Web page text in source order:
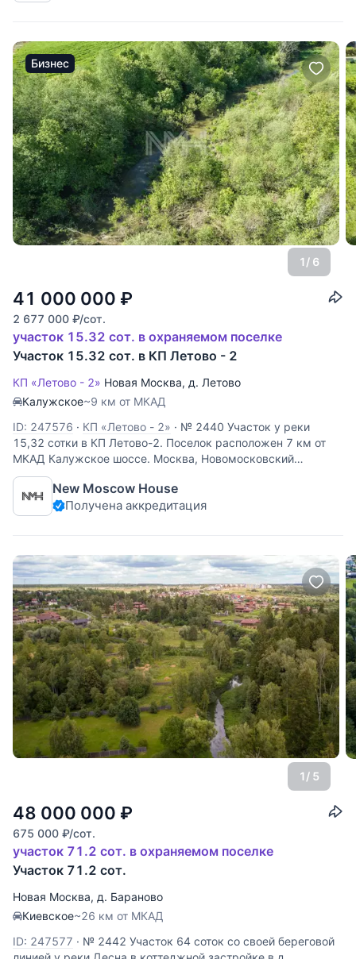
Бизнес
1/ 6
41 000 000 ₽
2 677 000 ₽/сот.
участок 15.32 сот. в охраняемом поселке
Участок 15.32 сот. в КП Летово - 2
КП «Летово - 2» Новая Москва, д. Летово
Калужское~9 км от МКАД
ID: 247576 · КП «Летово - 2» · № 2440 Участок у реки
15,32 сотки в КП Летово-2. Поселок расположен 7 км от
МКАД Калужское шоссе. Москва, Новомосковский
административный округ, район Коммунарка, деревня
Летово. Коммуникации: магистральный газ, электричество,
центральное
New Moscow House
Получена аккредитация
1/ 5
48 000 000 ₽
675 000 ₽/сот.
участок 71.2 сот. в охраняемом поселке
Участок 71.2 сот.
Новая Москва, д. Бараново
Киевское~26 км от МКАД
ID: 247577 · № 2442 Участок 64 соток со своей береговой